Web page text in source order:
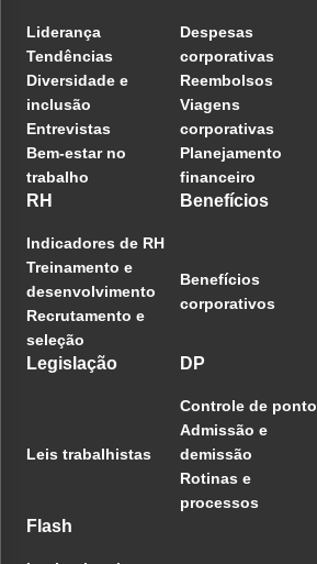
Liderança
Tendências
Diversidade e
inclusão
Entrevistas
Bem-estar no
trabalho
Despesas
corporativas
Reembolsos
Viagens
corporativas
Planejamento
financeiro
RH
Indicadores de RH
Treinamento e
desenvolvimento
Recrutamento e
seleção
Benefícios
Benefícios
corporativos
Legislação
Leis trabalhistas
DP
Controle de ponto
Admissão e
demissão
Rotinas e
processos
Flash